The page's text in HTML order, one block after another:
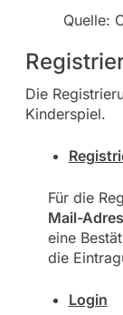
Quelle:
Die
Kinderspiel.
Für die
Mail-
eine
die
Login